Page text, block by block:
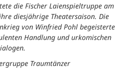
die Fischer Laienspieltruppe am
diesjährige Theatersaison. Die
von Winfried Pohl begeisterte
Handlung und urkomischen
Traumtänzer